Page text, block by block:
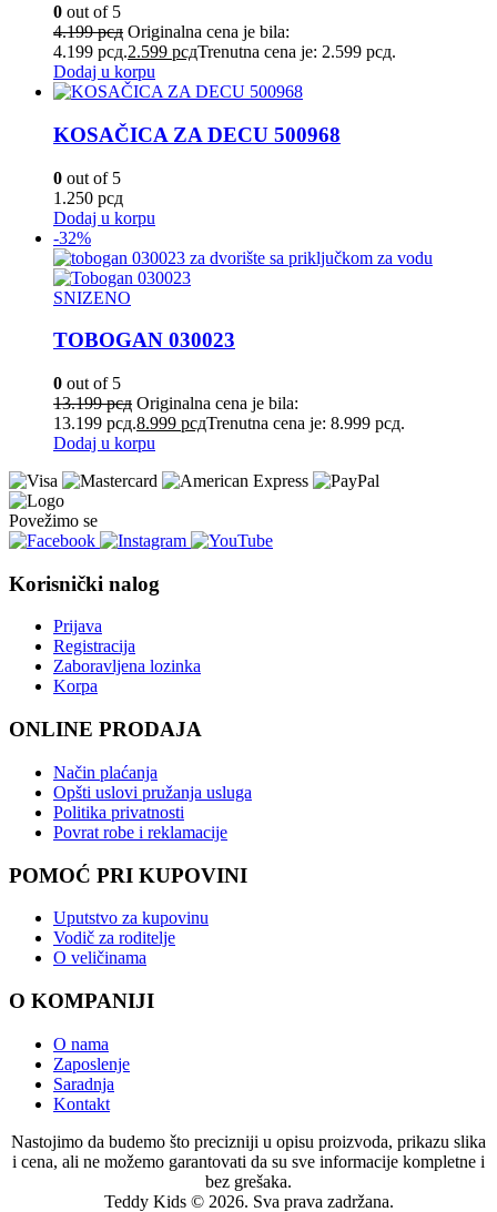
0 out of 5
4.199рсд Originalna cena je bila:
4.199 рсд.2.599 рсдTrenutna cena je: 2.599 рсд.
Dodaj u korpu
KOSAČICA ZA DECU 500968
0 out of 5
1.250 рсд
Dodaj u korpu
-32%
SNIZENO
TOBOGAN 030023
0 out of 5
13.199рсд Originalna cena je bila:
13.199 рсд.8.999 рсдTrenutna cena je: 8.999 рсд.
Dodaj u korpu
Povežimo se
Korisnički nalog
Prijava
Registracija
Zaboravljena lozinka
Korpa
ONLINE PRODAJA
Način plaćanja
Opšti uslovi pružanja usluga
Politika privatnosti
Povrat robe i reklamacije
POMOĆ PRI KUPOVINI
Uputstvo za kupovinu
Vodič za roditelje
O veličinama
O KOMPANIJI
O nama
Zaposlenje
Saradnja
Kontakt
Nastojimo da budemo što precizniji u opisu proizvoda, prikazu slika
i cena, ali ne možemo garantovati da su sve informacije kompletne i
bez grešaka.
Teddy Kids © 2026. Sva prava zadržana.